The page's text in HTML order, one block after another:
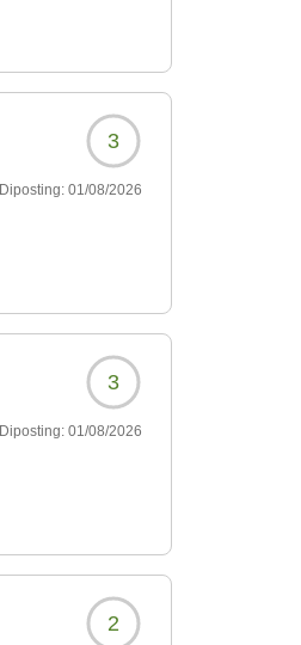
3
Diposting: 01/08/2026
3
Diposting: 01/08/2026
2